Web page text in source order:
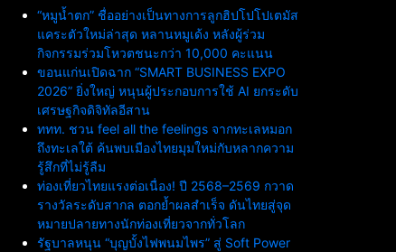
“หมูน้ำตก” ชื่ออย่างเป็นทางการลูกฮิปโปโปเตมัส
แคระตัวใหม่ล่าสุด หลานหมูเด้ง หลังผู้ร่วม
กิจกรรมร่วมโหวตชนะกว่า 10,000 คะแนน
ขอนแก่นเปิดฉาก “SMART BUSINESS EXPO
2026” ยิ่งใหญ่ หนุนผู้ประกอบการใช้ AI ยกระดับ
เศรษฐกิจดิจิทัลอีสาน
ททท. ชวน feel all the feelings จากทะเลหมอก
ถึงทะเลใต้ ค้นพบเมืองไทยมุมใหม่กับหลากความ
รู้สึกที่ไม่รู้ลืม
ท่องเที่ยวไทยแรงต่อเนื่อง! ปี 2568–2569 กวาด
รางวัลระดับสากล ตอกย้ำผลสำเร็จ ดันไทยสู่จุด
หมายปลายทางนักท่องเที่ยวจากทั่วโลก
รัฐบาลหนุน “บุญบั้งไฟพนมไพร” สู่ Soft Power